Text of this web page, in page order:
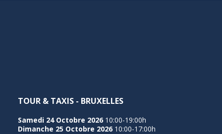
TOUR & TAXIS - BRUXELLES
Samedi 24 Octobre 2026 10:00-19:00h
Dimanche 25 Octobre 2026 10:00-17:00h